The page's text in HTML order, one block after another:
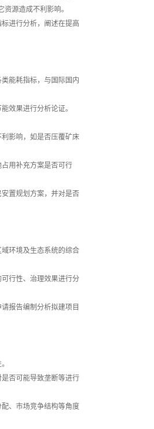
源造成不利影响。
进行分析，阐述在提高
能耗指标，与国际国内
效果进行分析论证。
影响，如是否压覆矿床
用补充方案是否可行
置规划方案，并对是否
环境及生态系统的综合
行性、治理效果进行分
报告编制分析拟建项目
否可能导致垄断等进行
、市场竞争结构等角度